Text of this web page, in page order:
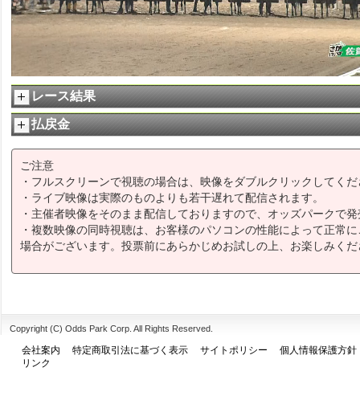
Video
レース結果
払戻金
ご注意
・フルスクリーンで視聴の場合は、映像をダブルクリックしてく
・ライブ映像は実際のものよりも若干遅れて配信されます。
・主催者映像をそのまま配信しておりますので、オッズパークで
・複数映像の同時視聴は、お客様のパソコンの性能によって正常
場合がございます。投票前にあらかじめお試しの上、お楽しみく
Copyright (C) Odds Park Corp. All Rights Reserved.
会社案内 特定商取引法に基づく表示 サイトポリシー
個人情報保護方針
リンク